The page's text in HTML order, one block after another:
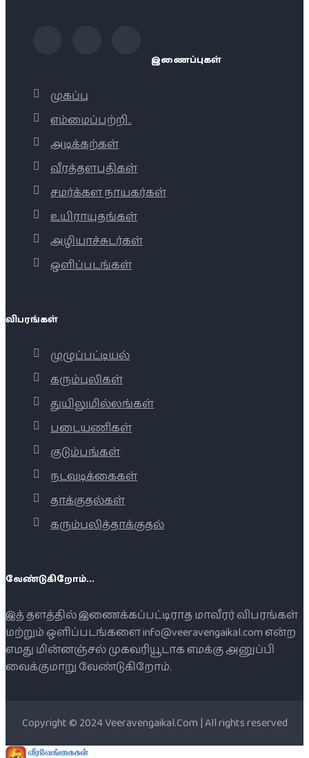
இணைப்புகள்
முகப்பு
எம்மைப்பற்றி..
அடிக்கற்கள்
வீரத்தளபதிகள்
சமர்க்கள நாயகர்கள்
உயிராயுதங்கள்
அழியாச்சுடர்கள்
ஒளிப்படங்கள்
விபரங்கள்
முழுப்பட்டியல்
கரும்புலிகள்
துயிலுமில்லங்கள்
படையணிகள்
குடும்பங்கள்
நடவடிக்கைகள்
தாக்குதல்கள்
கரும்புலித்தாக்குதல்
வேண்டுகிறோம்...
இத் தளத்தில் இணைக்கப்பட்டிராத மாவீரர் விபரங்கள்
மற்றும் ஒளிப்படங்களை info@veeravengaikal.com என்ற
எமது மின்னஞ்சல் முகவரியூடாக எமக்கு அனுப்பி
வைக்குமாறு வேண்டுகிறோம்.
Copyright © 2024 Veeravengaikal.Com | All rights reserved